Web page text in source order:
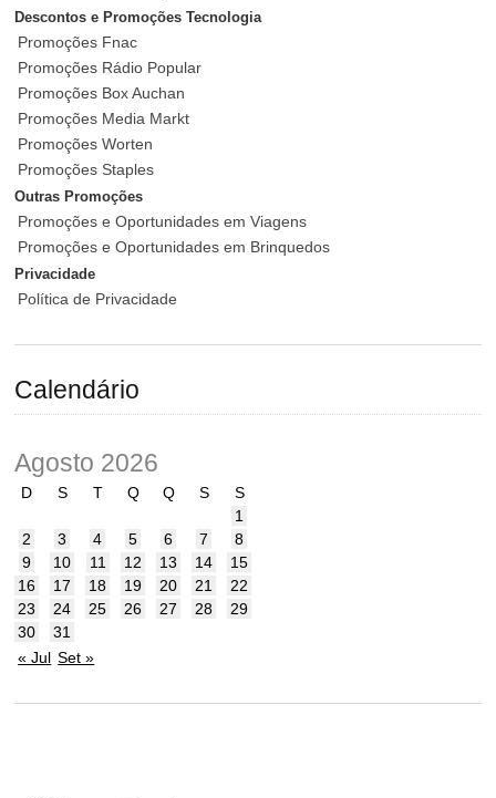
Descontos e Promoções Tecnologia
Promoções Fnac
Promoções Rádio Popular
Promoções Box Auchan
Promoções Media Markt
Promoções Worten
Promoções Staples
Outras Promoções
Promoções e Oportunidades em Viagens
Promoções e Oportunidades em Brinquedos
Privacidade
Política de Privacidade
Calendário
Agosto 2026
D S T Q Q S
S
1
2
3 4 5 6 7
8
9
10 11 12 13 14
15
16
17 18 19 20 21
22
23
24 25 26 27 28
29
30
31
« Jul Set »